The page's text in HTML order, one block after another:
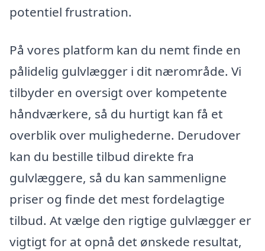
potentiel frustration.
På vores platform kan du nemt finde en
pålidelig gulvlægger i dit nærområde. Vi
tilbyder en oversigt over kompetente
håndværkere, så du hurtigt kan få et
overblik over mulighederne. Derudover
kan du bestille tilbud direkte fra
gulvlæggere, så du kan sammenligne
priser og finde det mest fordelagtige
tilbud. At vælge den rigtige gulvlægger er
vigtigt for at opnå det ønskede resultat,